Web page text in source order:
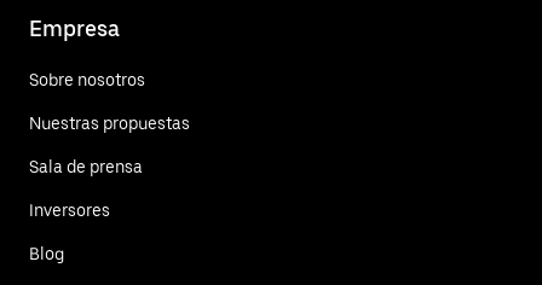
Empresa
Sobre nosotros
Nuestras propuestas
Sala de prensa
Inversores
Blog